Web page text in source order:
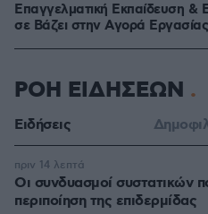
Επαγγελματική Εκπαίδευση &
σε Bάζει στην Aγορά Eργασίας
ΡΟΗ ΕΙΔΗΣΕΩΝ
Ειδήσεις
Οι συνδυασμοί συστατικών
περιποίηση της επιδερμίδας
πριν 14 λεπτά